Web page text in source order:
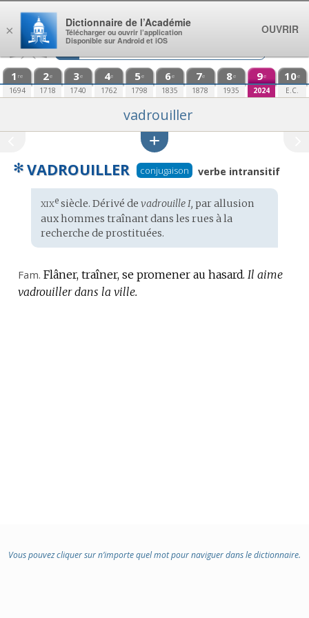
Aller au contenu
1 re
1694
2e
1718
3e
1740
4e
1762
5e
1798
6e
1835
7e
1878
8e
1935
9e
2024
10e
E.C.
vadrouiller
✻ VADROUILLER conjugaison verbe intransitif
Étymologie
:
xixesiècle. Dérivé de vadrouille I, par allusion
aux hommes traînant dans les rues à la
recherche de prostituées.
Fam. Flâner, traîner, se promener au hasard. Il aime
vadrouiller dans la ville.
Vous pouvez cliquer sur n’importe quel mot pour naviguer dans le dictionnaire.
×
Dictionnaire de l’Académie
Télécharger ou ouvrir l’application
Disponible sur Android et iOS
OUVRIR